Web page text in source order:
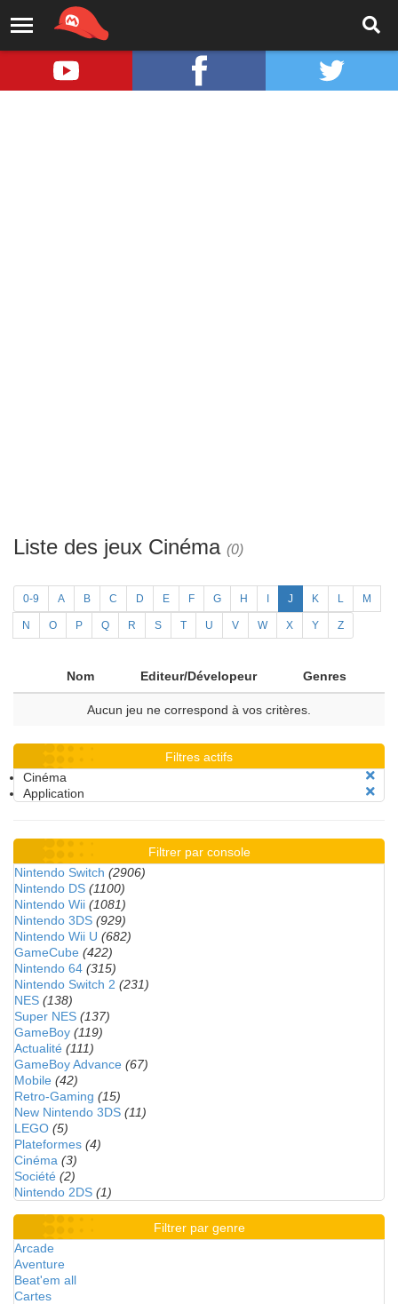
Liste des jeux Cinéma (0)
0-9 A B C D E F G H J K L M
N O P Q R S T U V W X Y Z
Nom Editeur/Dévelopeur Genres
Aucun jeu ne correspond à vos critères.
Filtres actifs
Cinéma
Application
Filtrer par console
Nintendo Switch (2906)
Nintendo DS (1100)
Nintendo Wii (1081)
Nintendo 3DS (929)
Nintendo Wii U (682)
GameCube (422)
Nintendo 64 (315)
Nintendo Switch 2 (231)
NES (138)
Super NES (137)
GameBoy (119)
Actualité (111)
GameBoy Advance (67)
Mobile (42)
Retro-Gaming (15)
New Nintendo 3DS (11)
LEGO (5)
Plateformes (4)
Cinéma (3)
Société (2)
Nintendo 2DS (1)
Filtrer par genre
Arcade
Aventure
Beat'em all
Cartes